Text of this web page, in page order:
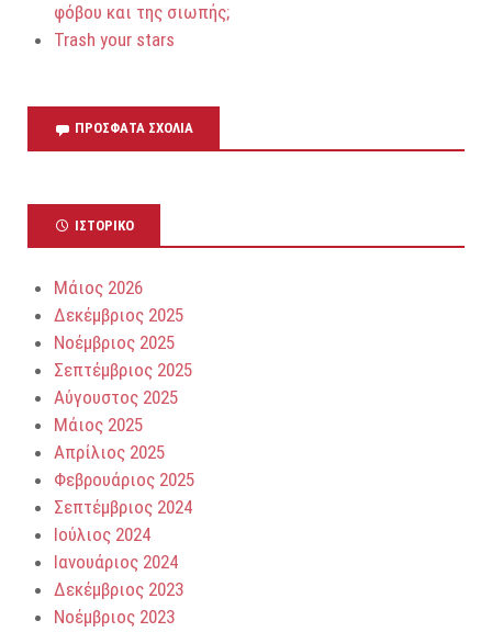
φόβου και της σιωπής;
Trash your stars
ΠΡΌΣΦΑΤΑ ΣΧΌΛΙΑ
ΙΣΤΟΡΙΚΌ
Μάιος 2026
Δεκέμβριος 2025
Νοέμβριος 2025
Σεπτέμβριος 2025
Αύγουστος 2025
Μάιος 2025
Απρίλιος 2025
Φεβρουάριος 2025
Σεπτέμβριος 2024
Ιούλιος 2024
Ιανουάριος 2024
Δεκέμβριος 2023
Νοέμβριος 2023